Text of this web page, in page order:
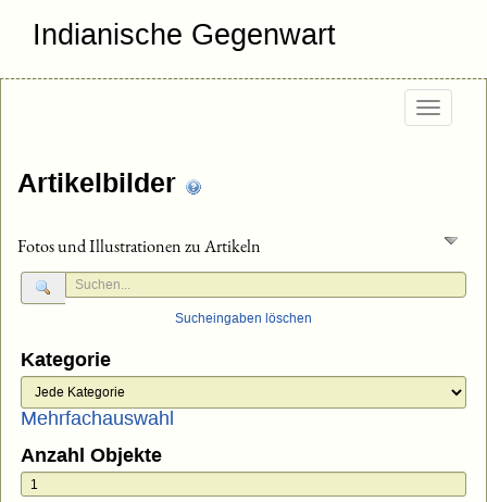
Indianische Gegenwart
Artikelbilder
Fotos und Illustrationen zu Artikeln
Sucheingaben löschen
Kategorie
Mehrfachauswahl
Anzahl Objekte